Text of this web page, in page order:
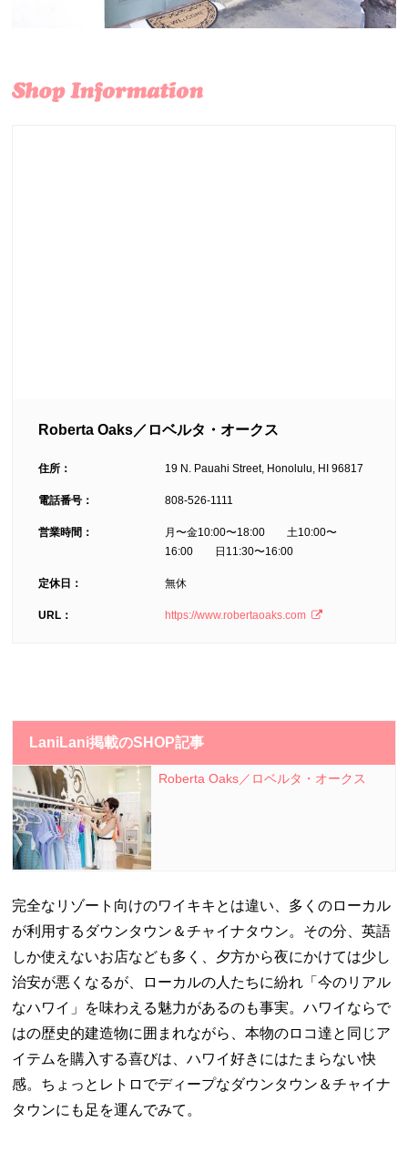
Roberta Oaks／ロベルタ・オークス
住所： 19 N. Pauahi Street, Honolulu, HI 96817
電話番号： 808­-526-1111
営業時間：
月〜金10:00〜18:00 土10:00〜
16:00 日11:30〜16:00
定休日： 無休
URL： https://www.robertaoaks.com
LaniLani掲載のSHOP記事
Roberta Oaks／ロベルタ・オークス
完全なリゾート向けのワイキキとは違い、多くのローカル
が利用するダウンタウン＆チャイナタウン。その分、英語
しか使えないお店なども多く、夕方から夜にかけては少し
治安が悪くなるが、ローカルの人たちに紛れ「今のリアル
なハワイ」を味わえる魅力があるのも事実。ハワイならで
はの歴史的建造物に囲まれながら、本物のロコ達と同じア
イテムを購入する喜びは、ハワイ好きにはたまらない快
感。ちょっとレトロでディープなダウンタウン＆チャイナ
タウンにも足を運んでみて。